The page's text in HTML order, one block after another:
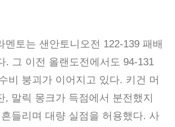
멘토는 샌안토니오전 122-139 패배
. 그 이전 올랜도전에서도 94-131
비 붕괴가 이어지고 있다. 키건 머
, 말릭 몽크가 득점에서 분전했지
들리며 대량 실점을 허용했다. 사